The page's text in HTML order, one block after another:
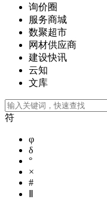
询价圈
服务商城
数聚超市
网材供应商
建设快讯
云知
文库
符
φ
δ
°
×
#